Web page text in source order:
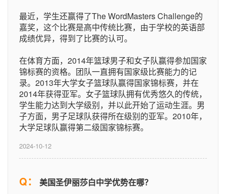
最近，学生还赢得了The WordMasters Challenge的
嘉奖，这个比赛是高中传统比赛，由于学校的英语部
成绩优异，得到了比赛的认可。
在体育方面，2014年篮球男子和女子队赢得参加国家
锦标赛的资格。团队一直拥有国家级比赛能力的记
录。2013年大学女子篮球队赢得国家锦标赛，并在
2014年获得亚军。女子篮球队拥有优秀悠久的传统，
学生能力达到大学级别，并以此开始了运动生涯。男
子方面，男子足球队获得所在级别的亚军。2010年，
大学足球队赢得第二级国家锦标赛。
2024-10-12
Q： 美国圣伊丽莎白中学优势在哪？